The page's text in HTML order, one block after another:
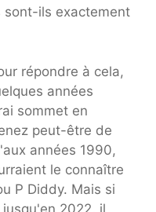
sont-ils exactement
répondre à cela,
années
sommet en
peut-être de
années 1990,
le connaître
P Diddy. Mais si
2022, il